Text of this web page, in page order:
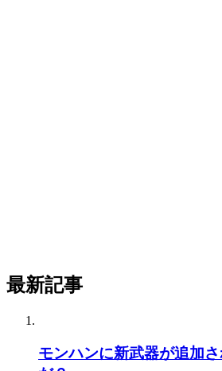
最新記事
モンハンに新武器が追加